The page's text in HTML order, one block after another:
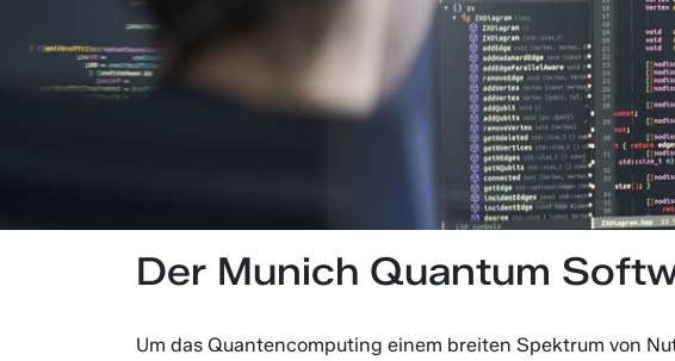
Der Munich Quantum
Um das Quantencomputing einem breiten Spektrum von